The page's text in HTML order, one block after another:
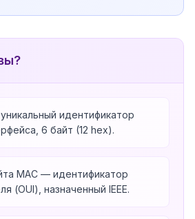
идентификатор
6 байт (12 hex).
MAC — идентификатор
(OUI), назначенный IEEE.